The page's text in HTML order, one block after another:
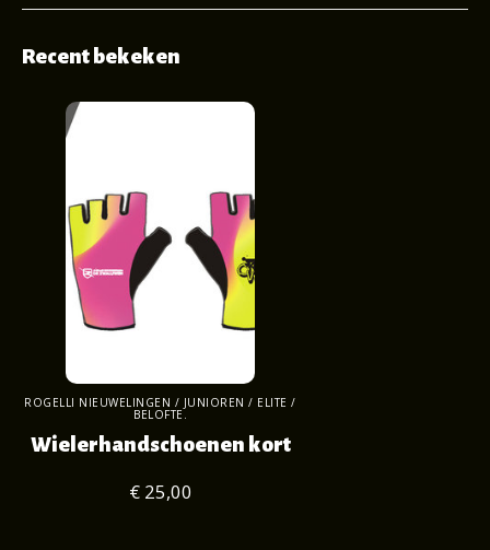
Recent bekeken
ROGELLI NIEUWELINGEN / JUNIOREN / ELITE /
BELOFTE.
Wielerhandschoenen kort
€ 25,00